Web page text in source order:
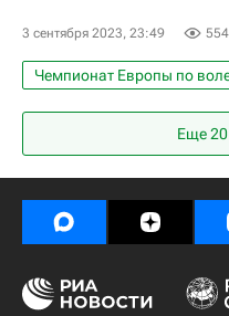
3 сентября 2023, 23:49
Чемпионат Европы по
Волейбол
Еще20